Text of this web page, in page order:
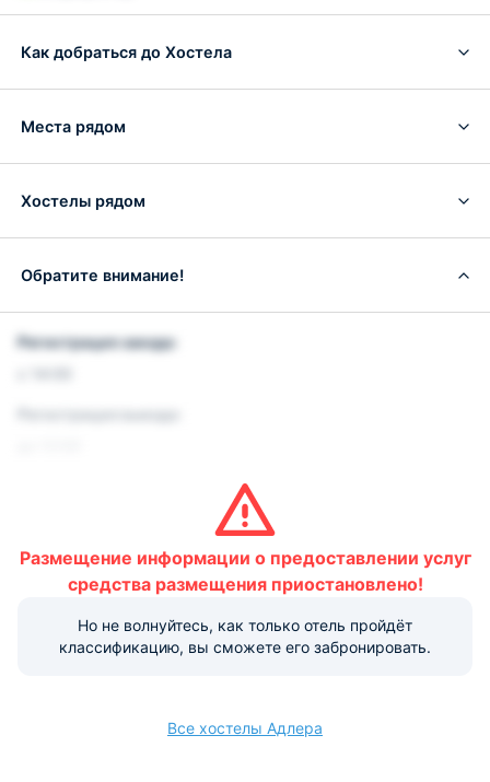
Как добраться до Хостела
Места рядом
Хостелы рядом
Обратите внимание!
Регистрация заезда:
Условия и правила проживания:
Размещение домашних животных не допускается.
Варианты оплаты, доступные на ресепшене:
Этот объект размещения принимает только
Размещение информации о предоставлении услуг
средства размещения приостановлено!
Но не волнуйтесь, как только отель пройдёт
классификацию, вы сможете его забронировать.
Все хостелы Адлера